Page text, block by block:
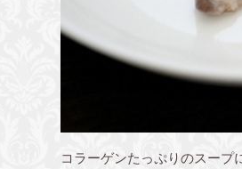
コラーゲンたっぷりのスープ